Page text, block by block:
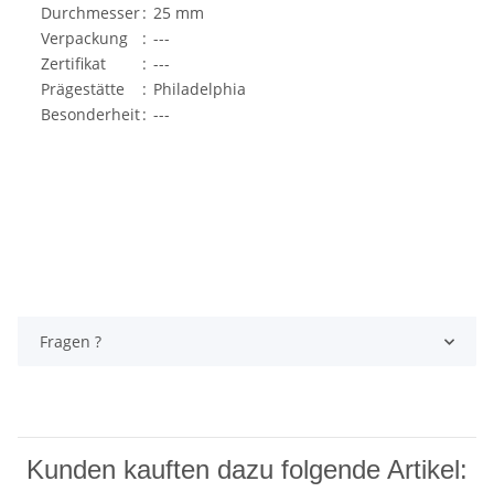
Durchmesser: 25 mm
Verpackung
: ---
Zertifikat
: ---
Prägestätte
: Philadelphia
Besonderheit: ---
Fragen ?
Kunden kauften dazu folgende Artikel: